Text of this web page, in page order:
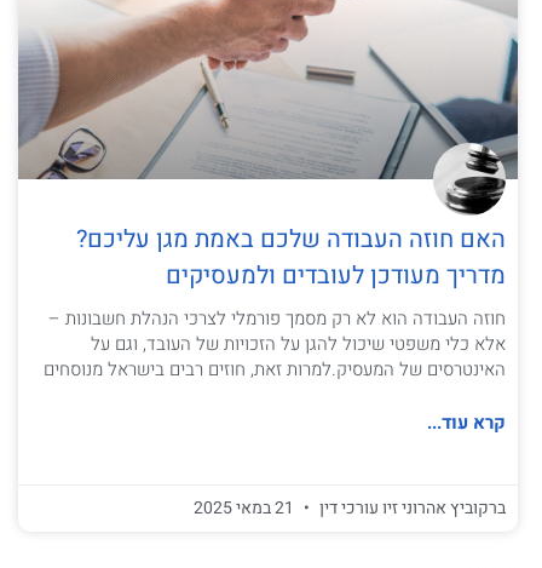
האם חוזה העבודה שלכם באמת מגן עליכם?
מדריך מעודכן לעובדים ולמעסיקים
חוזה העבודה הוא לא רק מסמך פורמלי לצרכי הנהלת חשבונות –
אלא כלי משפטי שיכול להגן על הזכויות של העובד, וגם על
האינטרסים של המעסיק.למרות זאת, חוזים רבים בישראל מנוסחים
קרא עוד...
ברקוביץ אהרוני זיו עורכי דין